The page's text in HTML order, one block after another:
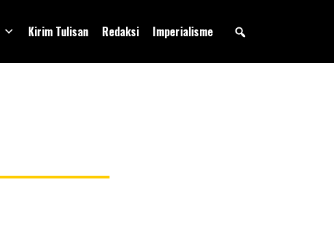
Kirim Tulisan Redaksi Imperialisme